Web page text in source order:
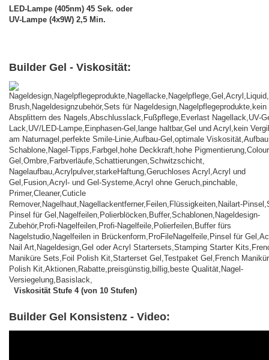
LED-Lampe (405nm) 45 Sek. oder
UV-Lampe (4x9W) 2,5 Min.
Builder Gel - Viskosität:
Viskosität Stufe 4 (von 10 Stufen)
Builder Gel Konsistenz - Video: